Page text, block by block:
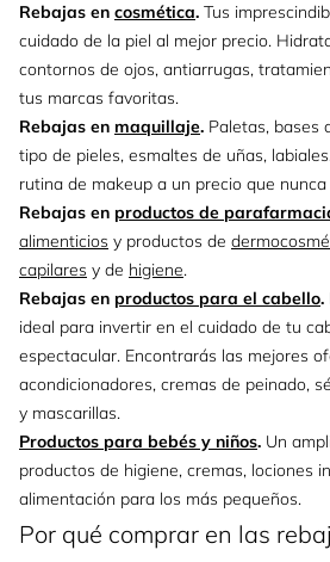
Rebajas en cosmética. Tus
cuidado de la piel al mejor precio.
contornos de ojos, antiarrugas,
tus marcas favoritas.
Rebajas en maquillaje. Paletas, bases
tipo de pieles, esmaltes de uñas,
rutina de makeup a un precio que
Rebajas en productos de
alimenticios y productos de
capilares y de higiene.
Rebajas en productos para el cabello.
ideal para invertir en el cuidado de tu
espectacular. Encontrarás las mejores
acondicionadores, cremas de peinado,
y mascarillas.
Productos para bebés y niños. Un
productos de higiene, cremas, lociones
alimentación para los más pequeños.
Por qué comprar en las